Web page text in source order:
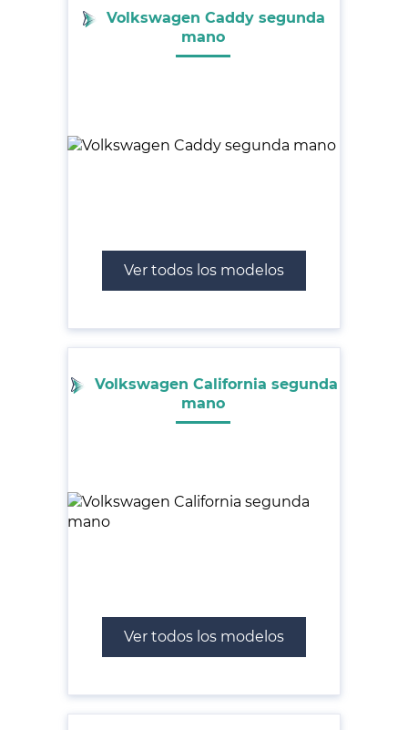
Volkswagen Caddy segunda
mano
Ver todos los modelos
Volkswagen California segunda
mano
Ver todos los modelos